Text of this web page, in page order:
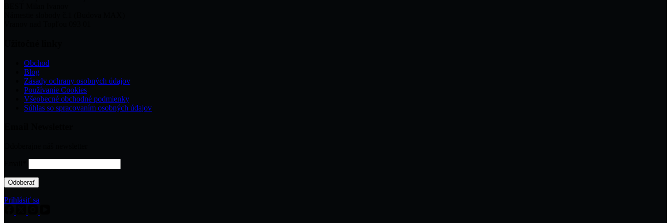
Obchod
Blog
Zásady ochrany osobných údajov
Používanie Cookies
Všeobecné obchodné podmienky
Súhlas so spracovaním osobných údajov
Prihlásiť sa